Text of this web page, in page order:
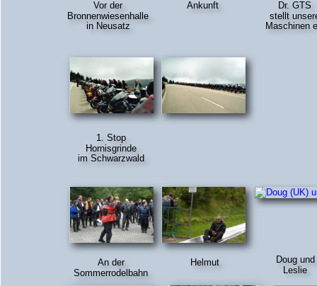
Vor der
Bronnenwiesenhalle
in Neusatz
Ankunft
An der
Sommerrodelbahn
Helmut
Dr. GTS
stellt
Maschinen
1. Stop
Hornisgrinde
im Schwarzwald
Doug und
Leslie